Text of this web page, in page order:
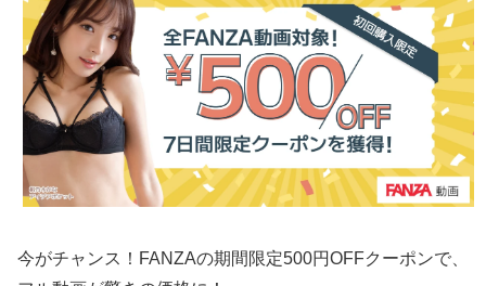
今がチャンス！FANZAの期間限定500円OFFクーポンで、